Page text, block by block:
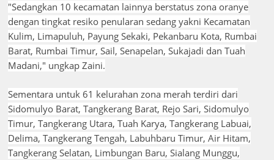
"Sedangkan 10 kecamatan lainnya berstatus zona oranye
dengan tingkat resiko penularan sedang yakni Kecamatan
Kulim, Limapuluh, Payung Sekaki, Pekanbaru Kota, Rumbai
Barat, Rumbai Timur, Sail, Senapelan, Sukajadi dan Tuah
Madani," ungkap Zaini.
Sementara untuk 61 kelurahan zona merah terdiri dari
Sidomulyo Barat, Tangkerang Barat, Rejo Sari, Sidomulyo
Timur, Tangkerang Utara, Tuah Karya, Tangkerang Labuai,
Delima, Tangkerang Tengah, Labuhbaru Timur, Air Hitam,
Tangkerang Selatan, Limbungan Baru, Sialang Munggu,